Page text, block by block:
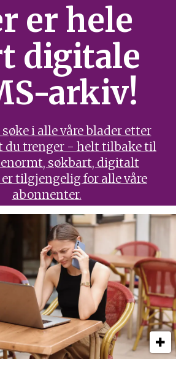
er hele
digitale
arkiv!
i alle våre blader etter
du trenger - helt tilbake til
enormt, søkbart, digitalt
tilgjengelig for alle våre
abonnenter.